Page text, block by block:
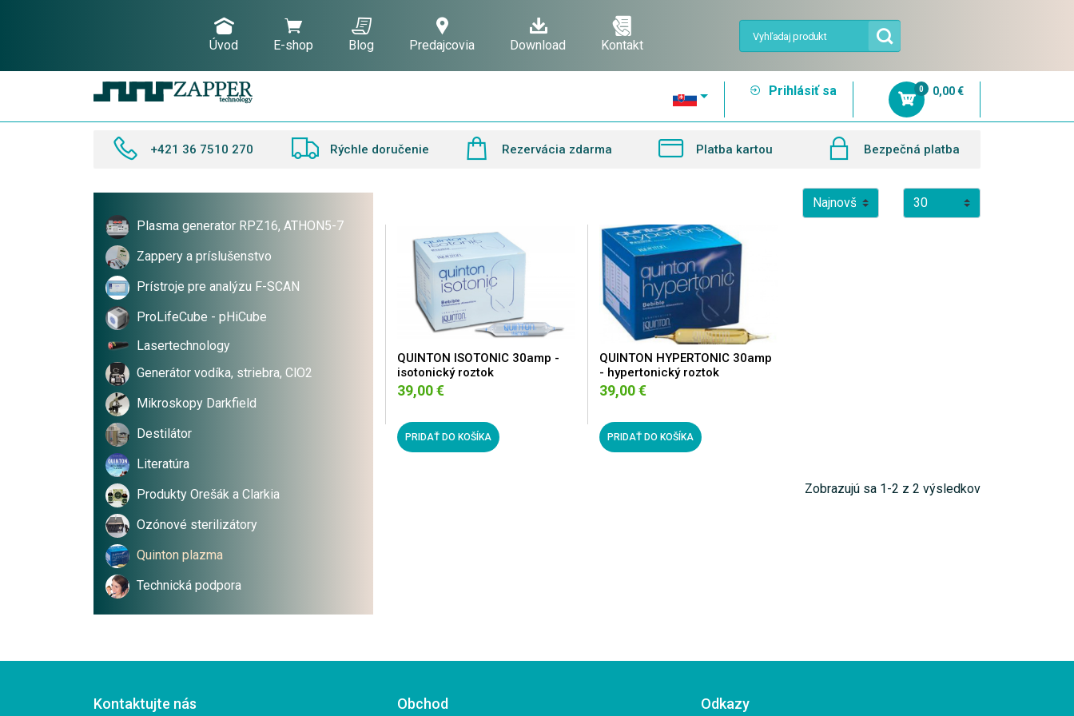
Úvod E-shop Blog Predajcovia Download Kontakt
Prihlásiť sa 0 0,00 €
+421 36 7510 270 Rýchle doručenie Rezervácia zdarma Platba kartou Bezpečná platba
Plasma generator RPZ16, ATHON5-7
Zappery a príslušenstvo
Prístroje pre analýzu F-SCAN
ProLifeCube - pHiCube
Lasertechnology
Generátor vodíka, striebra, ClO2
Mikroskopy Darkfield
Destilátor
Literatúra
Produkty Orešák a Clarkia
Ozónové sterilizátory
Quinton plazma
Technická podpora
QUINTON ISOTONIC 30amp -
isotonický roztok
39,00 €
PRIDAŤ DO KOŠÍKA
QUINTON HYPERTONIC 30amp
- hypertonický roztok
39,00 €
PRIDAŤ DO KOŠÍKA
Zobrazujú sa 1-2 z 2 výsledkov
Kontaktujte nás Obchod Odkazy